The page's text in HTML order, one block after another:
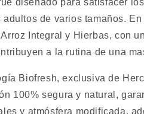
adultos de varios tamaños.
Integral y Hierbas, con
a la rutina de una
Biofresh, exclusiva de
100% segura y natural,
y atmósfera modificada,